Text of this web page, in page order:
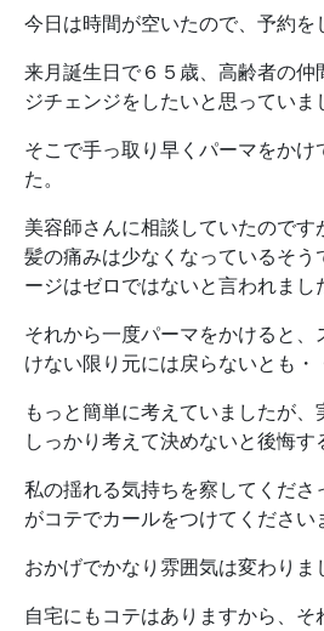
今日は時間が空いたので、予約を
来月誕生日で６５歳、高齢者の仲
ジチェンジをしたいと思っていま
そこで手っ取り早くパーマをかけ
た。
美容師さんに相談していたのです
髪の痛みは少なくなっているそう
ージはゼロではないと言われまし
それから一度パーマをかけると
けない限り元には戻らないとも・
もっと簡単に考えていましたが、
しっかり考えて決めないと後悔す
私の揺れる気持ちを察してくださ
がコテでカールをつけてください
おかげでかなり雰囲気は変わりま
自宅にもコテはありますから、